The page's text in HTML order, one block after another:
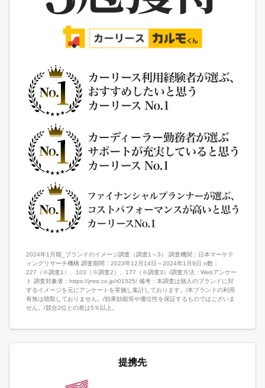
2024年1月期_ブランドのイメージ調査（調査1～3） 調査機関：日本マーケテ
ィングリサーチ機構 調査期間：2023年12月14日～2024年1月9日 n数：
227（※調査1）、103（※調査2）、177（※調査3）/調査方法：Webアンケー
ト 調査対象者：https://jmro.co.jp/r01525/ 備考：本調査は個人のブランドに対
するイメージを元にアンケートを実施し集計しております。/本ブランドの利用
有無は聴取しておりません。/効果効能等や優位性を保証するものではございま
せん。/競合2位との差は5％以上。
提携先